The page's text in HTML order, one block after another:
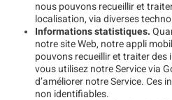
nous pouvons recueillir et
localisation, via diverses
Informations statistiques.
notre site Web, notre appli
pouvons recueillir et traiter
vous utilisez notre Service via
d’améliorer notre Service. Ces
non identifiables.